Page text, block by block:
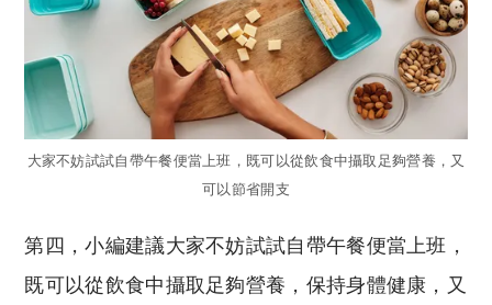
大家不妨試試自帶午餐便當上班，既可以從飲食中攝取足夠營養，又
可以節省開支
第四，小編建議大家不妨試試自帶午餐便當上班，
既可以從飲食中攝取足夠營養，保持身體健康，又